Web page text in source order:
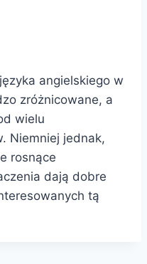
angielskiego w
zróżnicowane, a
wielu
Niemniej jednak,
rosnące
dają dobre
tą